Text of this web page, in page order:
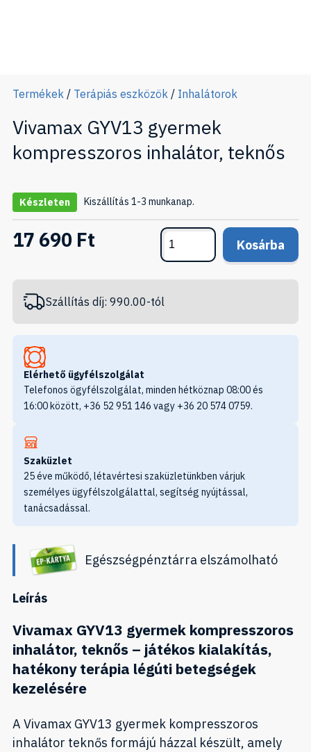
Termékek / Terápiás eszközök / Inhalátorok
Vivamax GYV13 gyermek
kompresszoros inhalátor, teknős
Készleten Kiszállítás 1-3 munkanap.
17 690 Ft Kosárba
Szállítás díj: 990.00-tól
Elérhető ügyfélszolgálat
Telefonos ögyfélszolgálat, minden hétköznap 08:00 és
16:00 között, +36 52 951 146 vagy +36 20 574 0759.
Szaküzlet
25 éve működő, létavértesi szaküzletünkben várjuk
személyes ügyfélszolgálattal, segítség nyújtással,
tanácsadással.
Egészségpénztárra elszámolható
Leírás
Vivamax GYV13 gyermek kompresszoros
inhalátor, teknős – játékos kialakítás,
hatékony terápia légúti betegségek
kezelésére
A Vivamax GYV13 gyermek kompresszoros
inhalátor teknős formájú házzal készült, amely